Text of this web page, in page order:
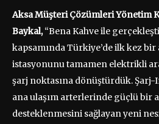
Aksa Müşteri Çözümleri Yönetim
Baykal,“Bena Kahve ile
kapsamında Türkiye’de ilk kez bir
istasyonunu tamamen elektrikli
şarj noktasına dönüştürdük.
ana ulaşım arterlerinde güçlü bir
desteklenmesini sağlayan yeni